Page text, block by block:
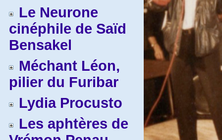
Le Neurone
cinéphile de Saïd
Bensakel
Méchant Léon,
pilier du Furibar
Lydia Procusto
Les aphtères de